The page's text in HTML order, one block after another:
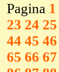
Pagina 1
23 24 25
44 45 46
65 66 67